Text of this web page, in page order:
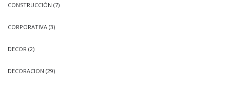
CONSTRUCCIÓN (7)
CORPORATIVA (3)
DECOR (2)
DECORACION (29)